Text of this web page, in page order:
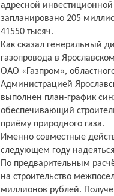
адресной
запланировано 205
41550 тысяч.
Как сказал генеральный
газопровода в
ОАО «Газпром»,
Администрацией
выполнен план-график
обес­печивающий
приёму природного газа.
Именно совместные
следующем году
По предварительным
на строительство
миллионов рублей.